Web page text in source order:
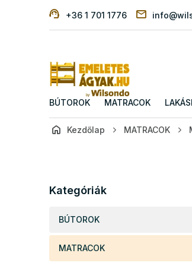
+36 1 701 1776
BÚTOROK MATRACOK
Kezdőlap MATRACOK
a
p
átugrása
Kategóriák
BÚTOROK
MATRACOK